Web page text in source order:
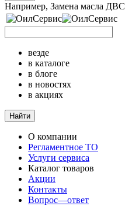
Например, Замена масла ДВС
везде
в каталоге
в блоге
в новостях
в акциях
Найти
О компании
Регламентное ТО
Услуги сервиса
Каталог товаров
Акции
Контакты
Вопрос—ответ